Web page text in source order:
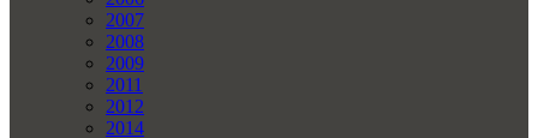
2007
2008
2009
2011
2012
2014